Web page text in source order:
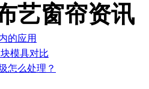
艺窗帘资讯
的应用
模具对比
怎么处理？